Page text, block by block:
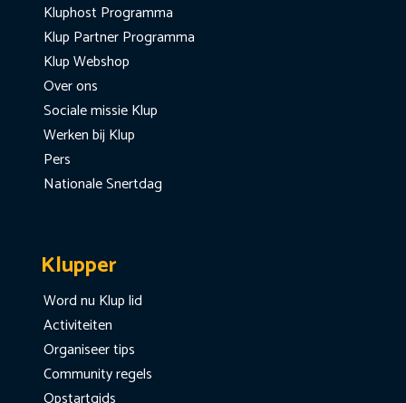
Kluphost Programma
Klup Partner Programma
Klup Webshop
Over ons
Sociale missie Klup
Werken bij Klup
Pers
Nationale Snertdag
Klupper
Word nu Klup lid
Activiteiten
Organiseer tips
Community regels